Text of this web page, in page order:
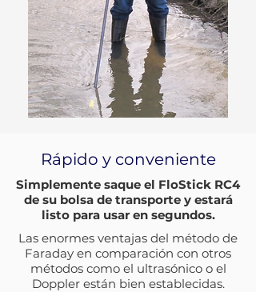
Rápido y conveniente
Simplemente saque el FloStick RC4
de su bolsa de transporte y estará
listo para usar en segundos.
Las enormes ventajas del método de
Faraday en comparación con otros
métodos como el ultrasónico o el
Doppler están bien establecidas.